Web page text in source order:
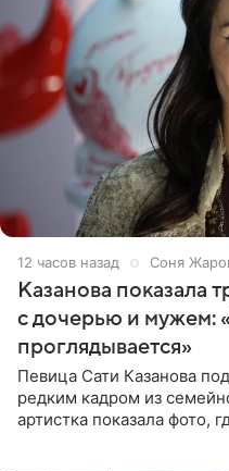
12 часов назад Соня
Казанова показала
с дочерью и мужем:
проглядывается»
Певица Сати Казанова
редким кадром из
артистка показала фото,